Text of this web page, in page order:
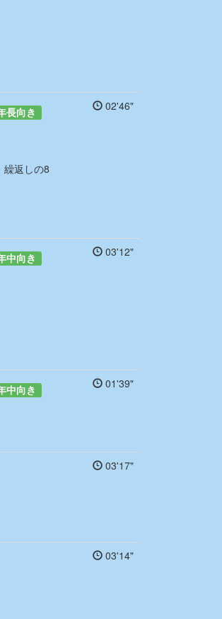
長向き
繰返しの8
02'46"
中向き 03'12"
中向き 01'39"
03'17"
03'14"